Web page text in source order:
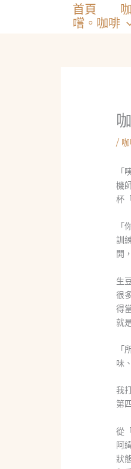
首頁
嚐。咖啡
/
機
杯
訓
開
生
很
得
就
味
我
第
從
阿
狀